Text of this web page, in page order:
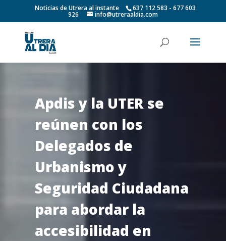
Noticias de Utrera al instante 637 112 583 - 677 603
926 info@utreraaldia.com
Apdis y la UTER se
reúnen con los
Delegados de
Urbanismo y
Seguridad Ciudadana
para abordar la
accesibilidad en